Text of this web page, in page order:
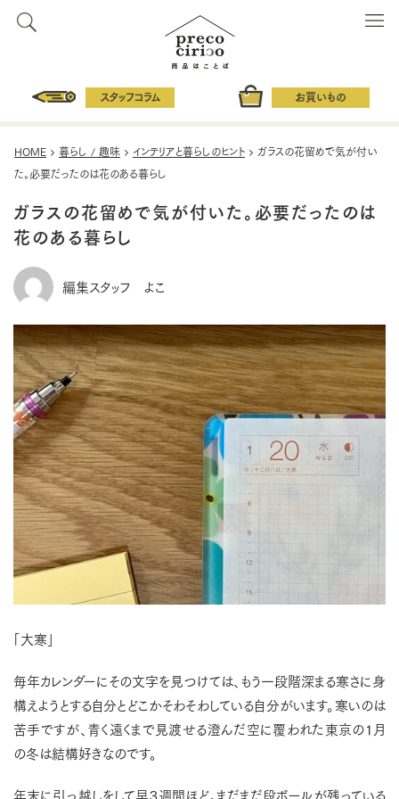
スタッフコラム お買いもの
HOME 暮らし / 趣味 インテリアと暮らしのヒント
ガラスの花留めで気が付い
た。必要だったのは花のある暮らし
ガラスの花留めで気が付いた。必要だったのは
花のある暮らし
編集スタッフ よこ
「大寒」
毎年カレンダーにその文字を見つけては、もう一段階深まる寒さに身
構えようとする自分とどこかそわそわしている自分がいます。寒いのは
苦手ですが、青く遠くまで見渡せる澄んだ空に覆われた東京の１月
の冬は結構好きなのです。
年末に引っ越しをして早３週間ほど。まだまだ段ボールが残っている